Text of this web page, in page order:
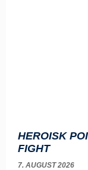
HEROISK
FIGHT
7. AUGUST 2026